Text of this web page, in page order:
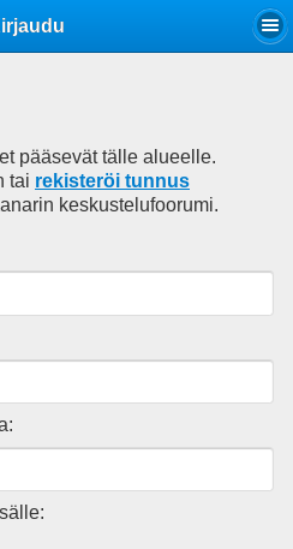
pääsevät tälle alueelle.
tai rekisteröi tunnus
keskustelufoorumi.